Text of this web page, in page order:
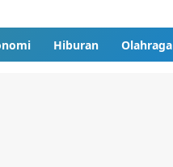
Hiburan Olahraga